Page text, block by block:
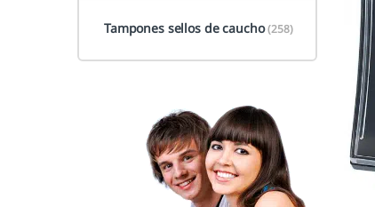
Tampones sellos de caucho(258)